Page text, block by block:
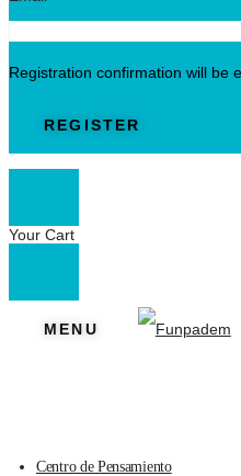
Registration confirmation will be
Your Cart
MENU
Centro de Pensamiento